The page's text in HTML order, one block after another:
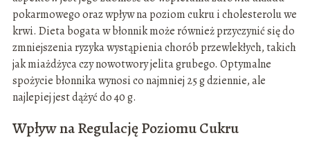
pokarmowego oraz wpływ na poziom cukru i cholesterolu we
krwi. Dieta bogata w błonnik może również przyczynić się do
zmniejszenia ryzyka wystąpienia chorób przewlekłych, takich
jak miażdżyca czy nowotwory jelita grubego. Optymalne
spożycie błonnika wynosi co najmniej 25 g dziennie, ale
najlepiej jest dążyć do 40 g.
Wpływ na Regulację Poziomu Cukru